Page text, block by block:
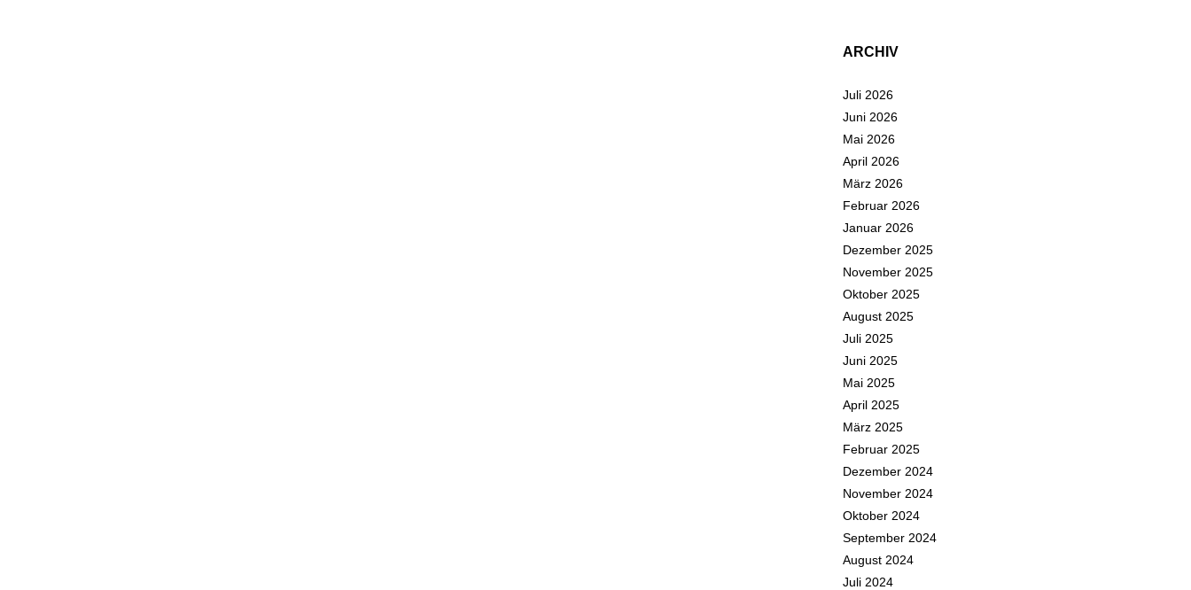
ARCHIV
Juli 2026
Juni 2026
Mai 2026
April 2026
März 2026
Februar 2026
Januar 2026
Dezember 2025
November 2025
Oktober 2025
August 2025
Juli 2025
Juni 2025
Mai 2025
April 2025
März 2025
Februar 2025
Dezember 2024
November 2024
Oktober 2024
September 2024
August 2024
Juli 2024